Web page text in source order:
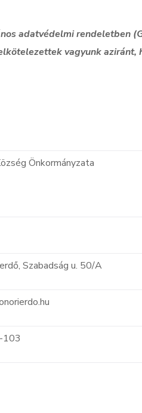
adatvédelmi rendeletben
vagyunk aziránt,
Önkormányzata
Szabadság u. 50/A
103